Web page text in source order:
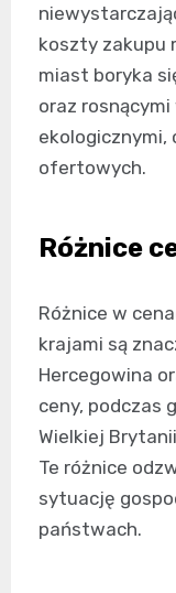
koszty zakupu
miast boryka
oraz
ekologicznymi,
ofertowych.
Różnice
Różnice w
krajami są
Hercegowina
ceny, podczas
Wielkiej
Te różnice
sytuację
państwach.